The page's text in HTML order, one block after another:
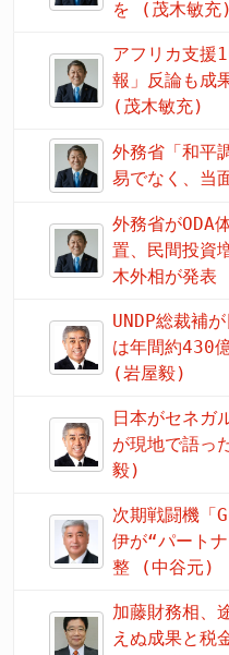
を (茂木敏充)
アフリカ支援
報」反論も成
(茂木敏充)
外務省「和平
易でなく、当
外務省がODA
置、民間投資
木外相が発
UNDP総裁補
は年間約430
(岩屋毅)
日本がセネガ
が現地で語っ
毅)
次期戦闘機「
伊が“パート
整 (中谷元)
加藤財務相、
えぬ成果と税